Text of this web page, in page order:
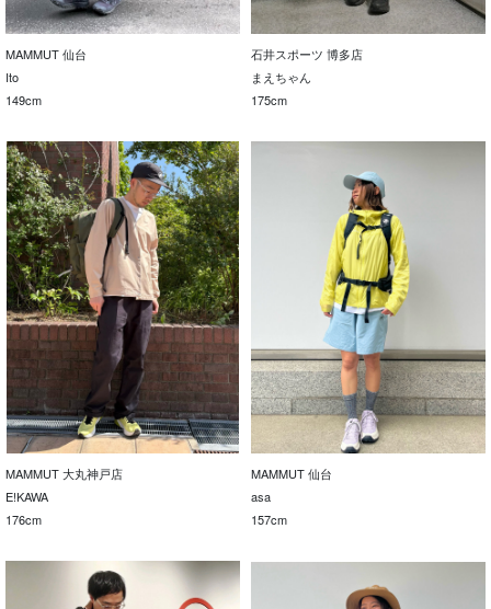
MAMMUT 仙台
Ito
149cm
石井スポーツ 博多店
まえちゃん
175cm
MAMMUT 大丸神戸店
E!KAWA
176cm
MAMMUT 仙台
asa
157cm